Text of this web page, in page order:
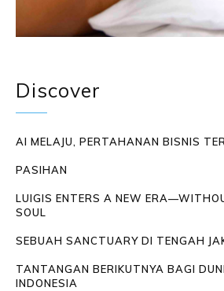
Discover
AI MELAJU, PERTAHANAN BISNIS
PASIHAN
LUIGIS ENTERS A NEW
SOUL
SEBUAH SANCTUARY DI TENGAH
TANTANGAN BERIKUTNYA BAGI
INDONESIA